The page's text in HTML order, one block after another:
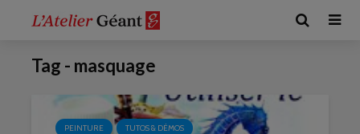
Tag - masquage
PEINTURE TUTOS & DÉMOS